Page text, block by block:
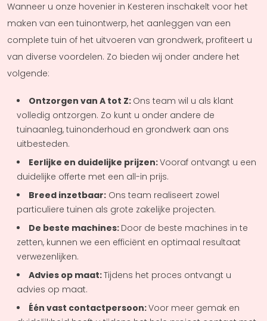
Wanneer u onze hovenier in Kesteren inschakelt voor het
maken van een tuinontwerp, het aanleggen van een
complete tuin of het uitvoeren van grondwerk, profiteert u
van diverse voordelen. Zo bieden wij onder andere het
volgende:
Ontzorgen van A tot Z: Ons team wil u als klant
volledig ontzorgen. Zo kunt u onder andere de
tuinaanleg, tuinonderhoud en grondwerk aan ons
uitbesteden.
Eerlijke en duidelijke prijzen:Vooraf ontvangt u een
duidelijke offerte met een all-in prijs.
Breed inzetbaar: Ons team realiseert zowel
particuliere tuinen als grote zakelijke projecten.
De beste machines: Door de beste machines in te
zetten, kunnen we een efficiënt en optimaal resultaat
verwezenlijken.
Advies op maat:Tijdens het proces ontvangt u
advies op maat.
Één vast contactpersoon:Voor meer gemak en